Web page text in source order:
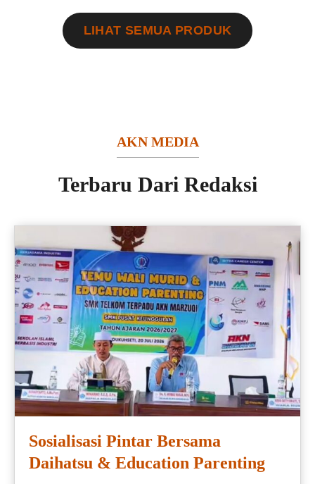
LIHAT SEMUA PRODUK
AKN MEDIA
Terbaru Dari Redaksi
Sosialisasi Pintar Bersama
Daihatsu & Education Parenting